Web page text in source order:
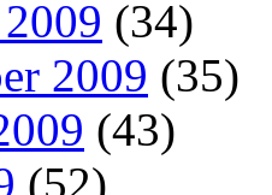
(34)
2009 (35)
(43)
(52)